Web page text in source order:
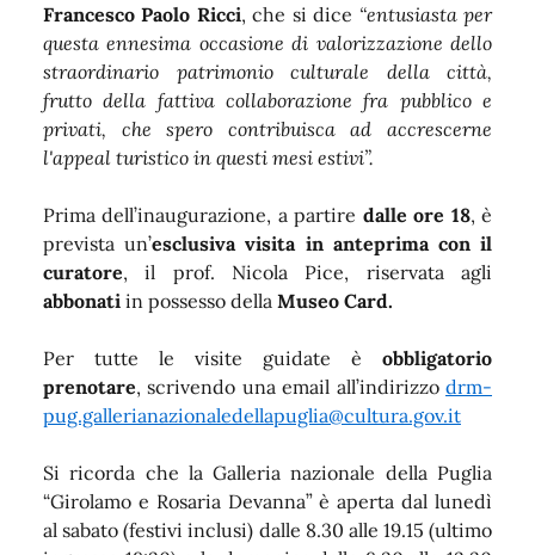
Francesco Paolo Ricci, che si dice “entusiasta per
questa ennesima occasione di valorizzazione dello
straordinario patrimonio culturale della città,
frutto della fattiva collaborazione fra pubblico e
privati, che spero contribuisca ad accrescerne
l'appeal turistico in questi mesi estivi”.
Prima dell’inaugurazione, a partire dalle ore 18, è
prevista un’esclusiva visita in anteprima con il
curatore, il prof. Nicola Pice,
riservata agli
abbonati in possesso della Museo Card.
Per tutte le visite guidate è obbligatorio
prenotare, scrivendo una email all’indirizzo drm-
pug.gallerianazionaledellapuglia@cultura.gov.it
Si ricorda che la Galleria nazionale della Puglia
“Girolamo e Rosaria Devanna” è aperta dal lunedì
al sabato (festivi inclusi) dalle 8.30 alle 19.15 (ultimo